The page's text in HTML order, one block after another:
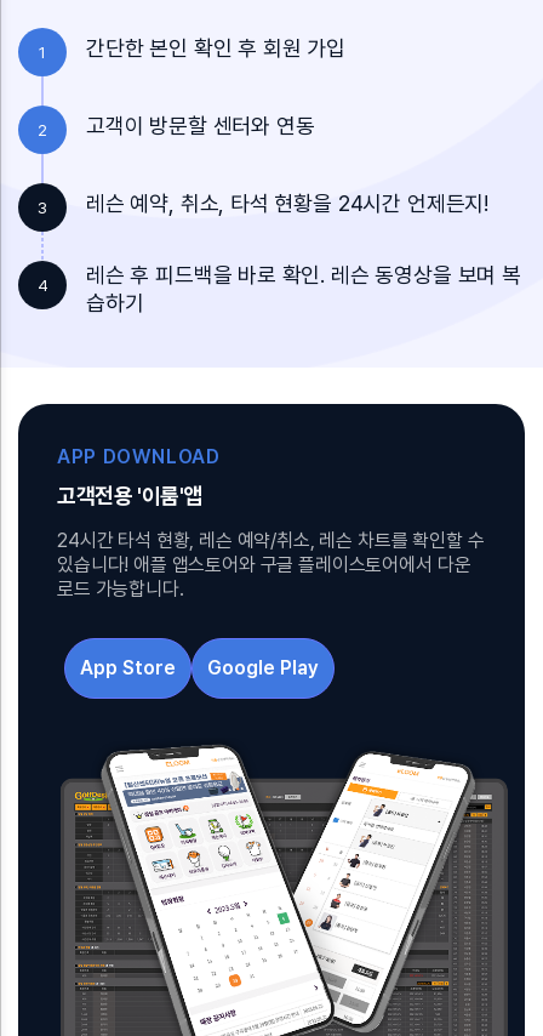
1 간단한 본인 확인 후 회원 가입
2 고객이 방문할 센터와 연동
3 레슨 예약, 취소, 타석 현황을 24시간 언제든지!
4
레슨 후 피드백을 바로 확인. 레슨 동영상을 보며 복
습하기
APP DOWNLOAD
고객전용 '이룸'앱
24시간 타석 현황, 레슨 예약/취소, 레슨 차트를 확인할 수
있습니다! 애플 앱스토어와 구글 플레이스토어에서 다운
로드 가능합니다.
App Store Google Play